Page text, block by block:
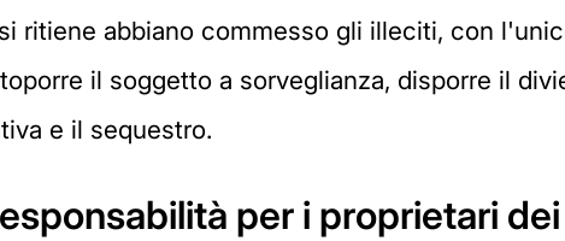
ritiene abbiano commesso gli illeciti, con
il soggetto a sorveglianza, disporre il
e il sequestro.
per i proprietari